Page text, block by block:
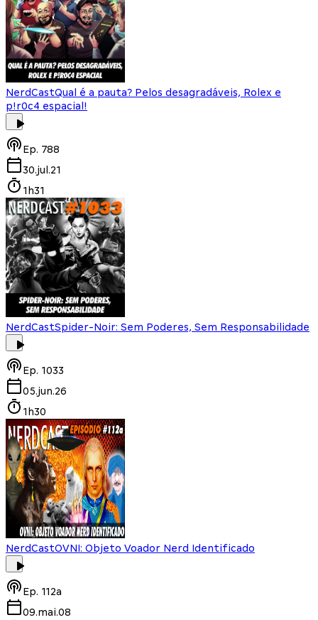
NerdCastQual é a pauta? Pelos desagradáveis, Rolex e
p!r0c4 espacial!
Ep. 788
30.jul.21
1h31
NerdCastSpider-Noir: Sem Poderes, Sem Responsabilidade
Ep. 1033
05.jun.26
1h30
NerdCastOVNI: Objeto Voador Nerd Identificado
Ep. 112a
09.mai.08